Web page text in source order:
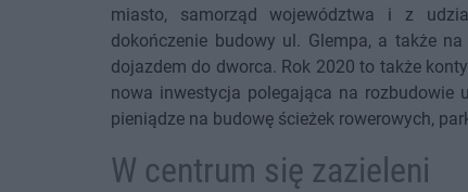
miasto, samorząd województwa i z
dokończenie budowy ul. Glempa, a także
dojazdem do dworca. Rok 2020 to także
nowa inwestycja polegająca na rozbudowie
pieniądze na budowę ścieżek rowerowych,
W centrum się zazieleni